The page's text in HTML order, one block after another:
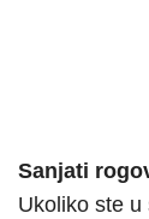
Sanjati
Ukoliko ste